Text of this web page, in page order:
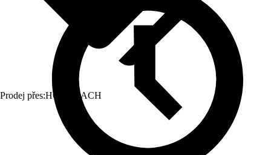
Prodej přes:HORNBACH